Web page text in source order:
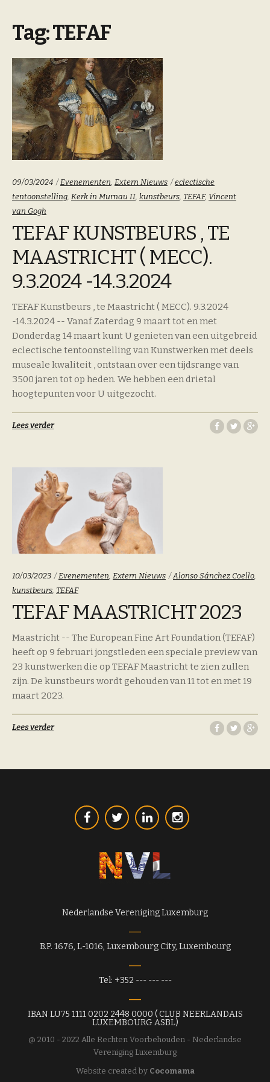
Tag:TEFAF
09/03/2024 Categoriën:
Evenementen Extern Nieuws Tags:
eclectische
tentoonstelling Kerk in Murnau II kunstbeurs TEFAF, Vincent
van Gogh
TEFAF KUNSTBEURS , TE
MAASTRICHT ( MECC).
9.3.2024 -14.3.2024
TEFAF Kunstbeurs , te Maastricht ( MECC). 9.3.2024
-14.3.2024 -- Vanaf Zaterdag 9 maart tot en met
Donderdag 14 maart kunt U genieten van een uitgebreid
eclectische tentoonstelling van Kunstwerken met deels
museale kwaliteit , ontstaan over een tijdsrange van
3500 jaren tot op heden. We hebben een drietal
hoogtepunten voor U uitgezocht.
Lees verder
10/03/2023 Categoriën:
Evenementen, Extern Nieuws Tags:
Alonso Sánchez Coello,
kunstbeurs, TEFAF
TEFAF MAASTRICHT 2023
Maastricht -- The European Fine Art Foundation (TEFAF)
heeft op 9 februari jongstleden een speciale preview van
23 kunstwerken die op TEFAF Maastricht te zien zullen
zijn. De kunstbeurs wordt gehouden van 11 tot en met 19
maart 2023.
Lees verder
Nederlandse Vereniging Luxemburg
B.P. 1676, L-1016, Luxembourg City, Luxembourg
Tel: +352 --- --- ---
IBAN LU75 1111 0202 2448 0000 ( CLUB NEERLANDAIS
LUXEMBOURG ASBL)
@ 2010 - 2022 Alle Rechten Voorbehouden - Nederlandse
Vereniging Luxemburg
Website created by Cocomama